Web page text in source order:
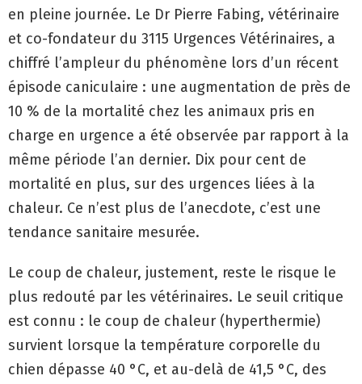
en pleine journée. Le Dr Pierre Fabing, vétérinaire
et co-fondateur du 3115 Urgences Vétérinaires, a
chiffré l’ampleur du phénomène lors d’un récent
épisode caniculaire : une augmentation de près de
10 % de la mortalité chez les animaux pris en
charge en urgence a été observée par rapport à la
même période l’an dernier. Dix pour cent de
mortalité en plus, sur des urgences liées à la
chaleur. Ce n’est plus de l’anecdote, c’est une
tendance sanitaire mesurée.
Le coup de chaleur, justement, reste le risque le
plus redouté par les vétérinaires. Le seuil critique
est connu : le coup de chaleur (hyperthermie)
survient lorsque la température corporelle du
chien dépasse 40 °C, et au-delà de 41,5 °C, des